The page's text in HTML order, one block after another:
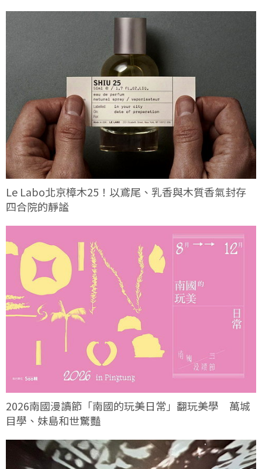
Le Labo北京樟木25！以鳶尾、乳香與木質香氣封存
四合院的靜謐
2026南國漫讀節「南國的玩美日常」翻玩美學 萬城
目學、妹島和世驚豔